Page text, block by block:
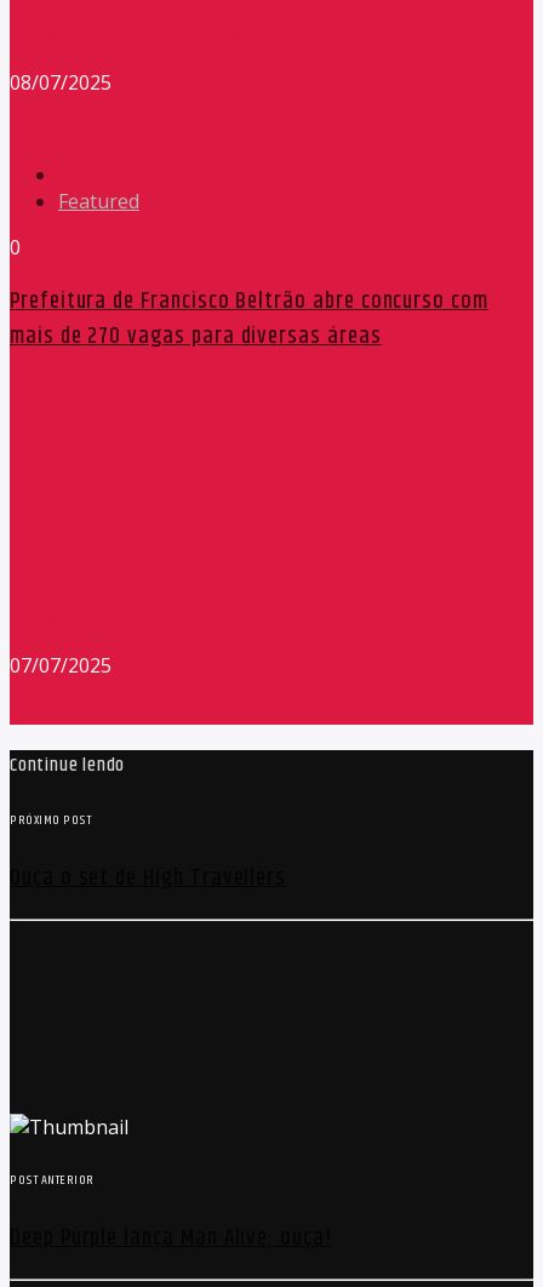
08/07/2025
Featured
0
Prefeitura de Francisco Beltrão abre concurso com
mais de 270 vagas para diversas áreas
07/07/2025
Continue lendo
PRÓXIMO POST
POST ANTERIOR